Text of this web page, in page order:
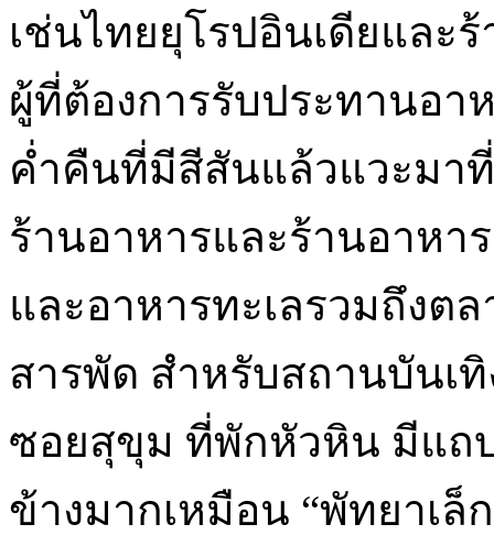
เช่นไทยยุโรปอินเดียและ
ผู้ที่ต้องการรับประทานอา
ค่ำคืนที่มีสีสันแล้วแวะมา
ร้านอาหารและร้านอาหา
และอาหารทะเลรวมถึงต
สารพัด สำหรับสถานบันเ
ซอยสุขุม ที่พักหัวหิน มีแถ
ข้างมากเหมือน “พัทยาเล็